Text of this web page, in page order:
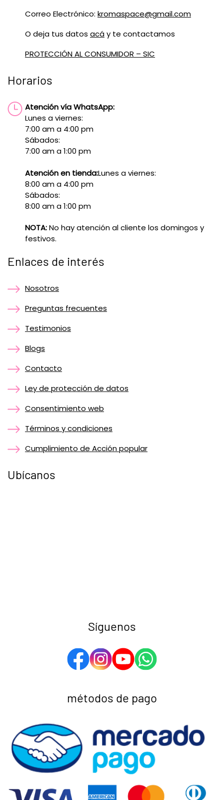
Correo Electrónico: kromaspace@gmail.com
O deja tus datos acáy te contactamos
PROTECCIÓN AL CONSUMIDOR – SIC
Horarios
Atención vía WhatsApp:
Lunes a viernes:
7:00 am a 4:00 pm
Sábados:
7:00 am a 1:00 pm
Atención en tienda:Lunes a viernes:
8:00 am a 4:00 pm
Sábados:
8:00 am a 1:00 pm
NOTA:No hay atención al cliente los domingos y
festivos.
Enlaces de interés
Nosotros
Preguntas frecuentes
Testimonios
Blogs
Contacto
Ley de protección de datos
Consentimiento web
Términos y condiciones
Cumplimiento de Acción popular
Ubícanos
Síguenos
métodos de pago